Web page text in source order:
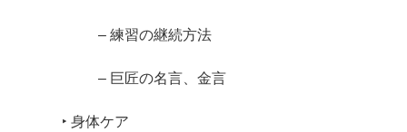
– 練習の継続方法
– 巨匠の名言、金言
‣ 身体ケア